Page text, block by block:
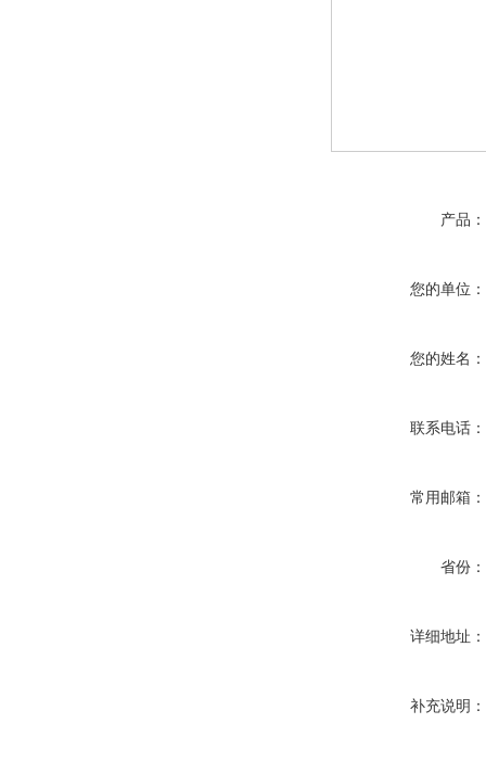
产品：
您的单位：
您的姓名：
联系电话：
常用邮箱：
省份：
详细地址：
补充说明：